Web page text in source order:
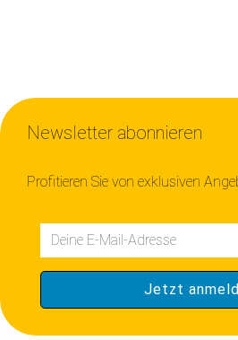
Newsletter abonnieren
Profitieren Sie von exklusiven